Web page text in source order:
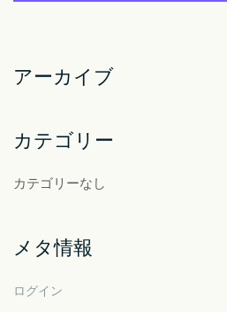
アーカイブ
カテゴリー
カテゴリーなし
メタ情報
ログイン